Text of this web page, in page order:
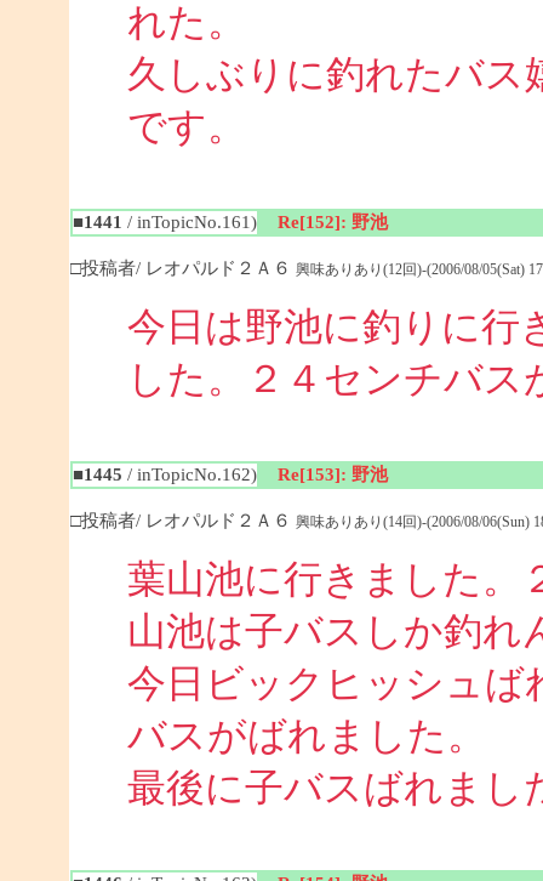
れた。
久しぶりに釣れたバス
です。
■1441 / inTopicNo.161) Re[152]: 野池
□投稿者/ レオパルド２Ａ６ 興味ありあり(12回)-(2006/08/05(Sat)
今日は野池に釣りに行
した。２４センチバス
■1445 / inTopicNo.162) Re[153]: 野池
□投稿者/ レオパルド２Ａ６ 興味ありあり(14回)-(2006/08/06(Sun)
葉山池に行きました。
山池は子バスしか釣れ
今日ビックヒッシュば
バスがばれました。
最後に子バスばれまし